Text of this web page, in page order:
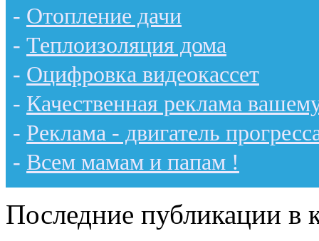
- Отопление дачи
- Теплоизоляция дома
- Оцифровка видеокассет
- Качественная реклама
- Реклама - двигатель
- Всем мамам и папам !
Последние публикации в